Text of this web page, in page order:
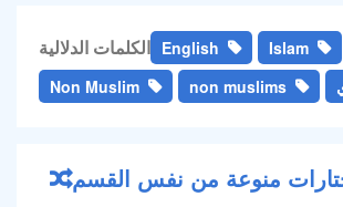
الكلمات الدلالية English
Islam
Non Muslim
non muslims
منوعة من نفس القسم